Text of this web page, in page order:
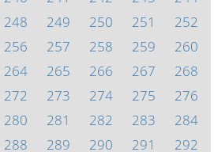
248 249 250 251
252
256 257 258 259
260
264 265 266 267
268
272 273 274 275
276
280 281 282 283
284
288 289 290 291
292